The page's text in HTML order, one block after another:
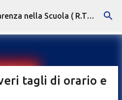
principali Regolarità e Trasparenza nella Scuola ( R.T.S. )
tagli di orario e